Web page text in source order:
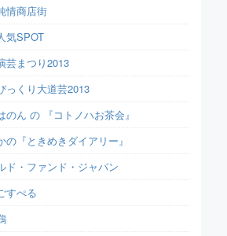
情商店街
気SPOT
芸まつり2013
っくり大道芸2013
のん の 『コトノハお茶会』
の『ときめきダイアリー』
ド・ファンド・ジャパン
すぺる